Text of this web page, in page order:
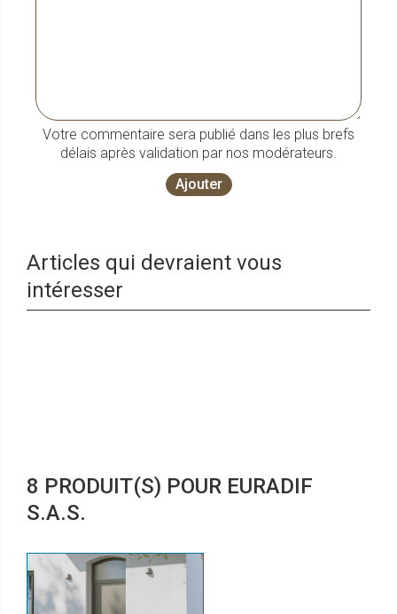
Votre commentaire sera publié dans les plus brefs
délais après validation par nos modérateurs.
Ajouter
Articles qui devraient vous
intéresser
8 PRODUIT(S) POUR EURADIF
S.A.S.